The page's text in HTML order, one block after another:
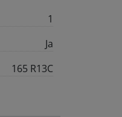
1
Ja
165 R13C